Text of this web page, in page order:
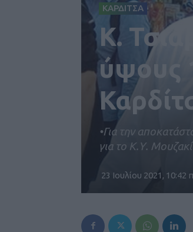
ΚΑΡΔΙΤΣΑ
Κ.
ύψους
•Για την
για το Κ.Υ.
23 Ιουλίου 2021, 10:42